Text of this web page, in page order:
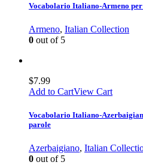
Vocabolario Italiano-Armeno
Armeno, Italian Collection
0 out of 5
$7.99
Add to CartView Cart
Vocabolario Italiano-
parole
Azerbaigiano, Italian
0 out of 5